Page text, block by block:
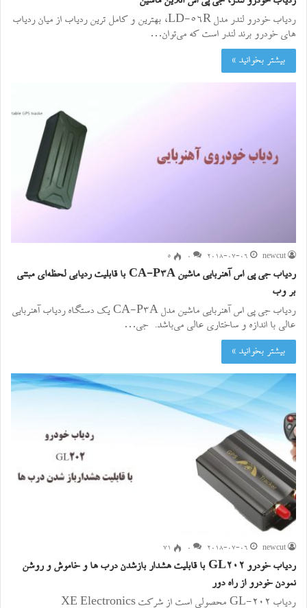
ردیاب خودرو لندر مدل LD-56R، بهترین و کامل ترین ردیاب از میان ردیاب
های خودرو برند لندر است که می‌توان…
بیشتر بخوانید »
newcut
2018-07-06
0 ۵
ردیاب جی پی اس آهنربایی ماشین CA-P3A با قابلیت ردیابی لحظه‌ای مبتنی
بر وب
ردیاب جی پی اس آهنربایی ماشین مدل CA-P3A یک دستگاه ردیاب آهنربایی
عالی با اندازه و ساختاری عالی می‌باشد. جی…
بیشتر بخوانید »
newcut
2018-07-06
0 ۷۱
ردیاب خودرو GL202 با قابلیت هشدار بازشدن درب ها و خاموش و روشن
نمودن خودرو از راه دور
ردیاب GL-202 محصولی است از شرکت XE Electronics